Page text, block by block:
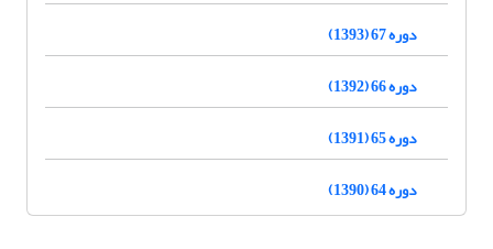
دوره 67 (1393)
دوره 66 (1392)
دوره 65 (1391)
دوره 64 (1390)